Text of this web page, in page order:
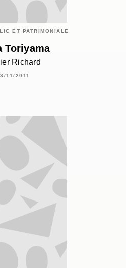
ET PATRIMONIALE
Toriyama
Richard
11/2011